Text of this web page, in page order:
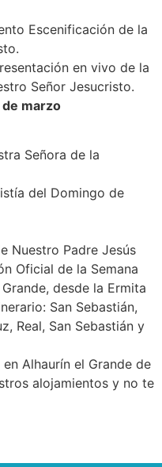
Escenificación de la
en vivo de la
Señor Jesucristo.
marzo
Señora de la
del Domingo de
Nuestro Padre Jesús
Oficial de la Semana
desde la Ermita
San Sebastián,
Real, San Sebastián y
Alhaurín el Grande de
alojamientos y no te